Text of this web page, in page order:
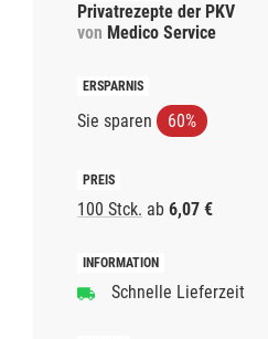
Privatrezepte der PKV
von Medico Service
Sie sparen 60%
100 Stck. ab 6,07 €
Schnelle Lieferzeit